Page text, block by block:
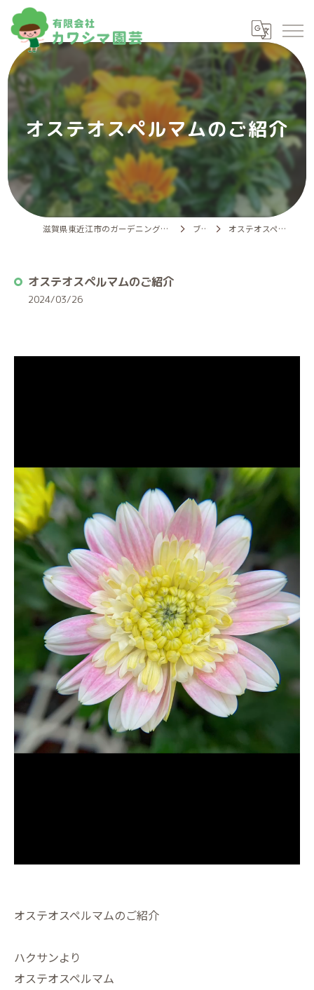
オステオスペルマムのご紹介
滋賀県東近江市のガーデニングなら有限会社カワシマ園芸 ブログ オステオスペルマムのご紹介
オステオスペルマムのご紹介
2024/03/26
オステオスペルマムのご紹介
ハクサンより
オステオスペルマム